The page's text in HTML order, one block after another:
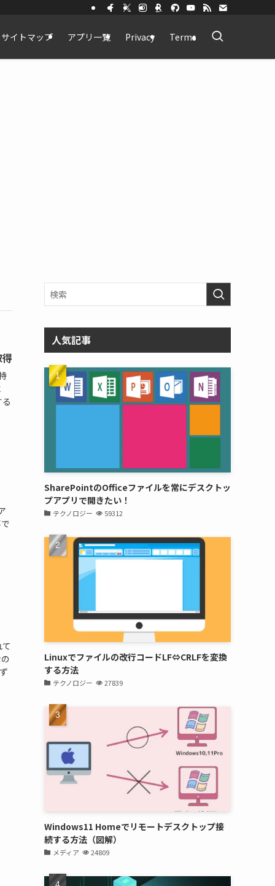
サイトマップ アプリ一覧 Privacy Terms
人気記事
SharePointのOfficeファイルを常にデスクトッ
プアプリで開きたい！
テクノロジー 59312
Linuxでファイルの改行コードLF⇔CRLFを変換
する方法
テクノロジー 27839
Windows11 Homeでリモートデスクトップ接
続する方法（図解）
メディア 24809